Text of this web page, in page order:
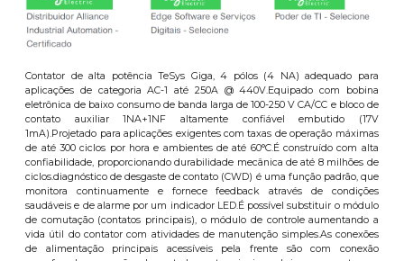
Contator de alta potência TeSys Giga, 4 pólos (4 NA) adequado para
aplicações de categoria AC-1 até 250A @ 440V.Equipado com bobina
eletrônica de baixo consumo de banda larga de 100-250 V CA/CC e bloco de
contato auxiliar 1NA+1NF altamente confiável embutido (17V
1mA).Projetado para aplicações exigentes com taxas de operação máximas
de até 300 ciclos por hora e ambientes de até 60°C.É construído com alta
confiabilidade, proporcionando durabilidade mecânica de até 8 milhões de
ciclos.diagnóstico de desgaste de contato (CWD) é uma função padrão, que
monitora continuamente e fornece feedback através de condições
saudáveis e de alarme por um indicador LED.É possível substituir o módulo
de comutação (contatos principais), o módulo de controle aumentando a
vida útil do contator com atividades de manutenção simples.As conexões
de alimentação principais acessíveis pela frente são com conexão